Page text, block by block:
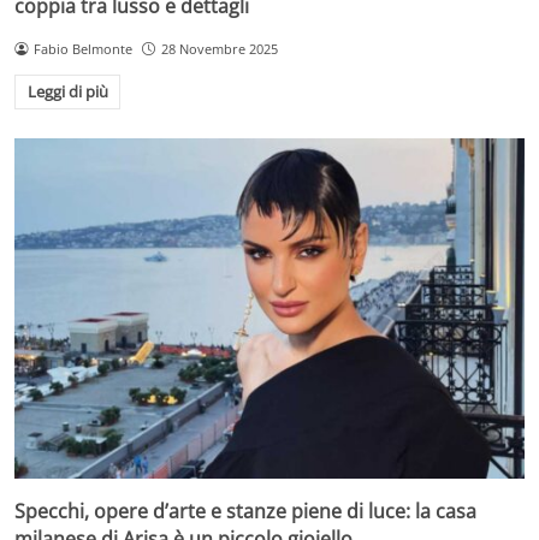
coppia tra lusso e dettagli
Fabio Belmonte 28 Novembre 2025
Leggi di più
Specchi, opere d’arte e stanze piene di luce: la casa